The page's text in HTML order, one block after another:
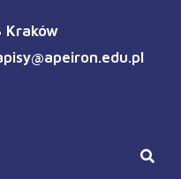
Kraków